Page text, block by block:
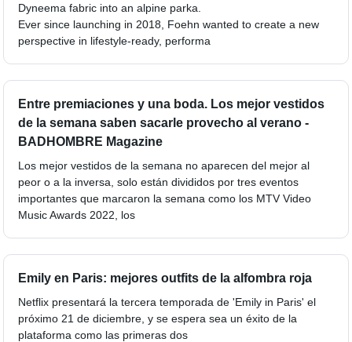
Dyneema fabric into an alpine parka.
Ever since launching in 2018, Foehn wanted to create a new
perspective in lifestyle-ready, performa
Entre premiaciones y una boda. Los mejor vestidos
de la semana saben sacarle provecho al verano -
BADHOMBRE Magazine
Los mejor vestidos de la semana no aparecen del mejor al
peor o a la inversa, solo están divididos por tres eventos
importantes que marcaron la semana como los MTV Video
Music Awards 2022, los
Emily en Paris: mejores outfits de la alfombra roja
Netflix presentará la tercera temporada de 'Emily in Paris' el
próximo 21 de diciembre, y se espera sea un éxito de la
plataforma como las primeras dos